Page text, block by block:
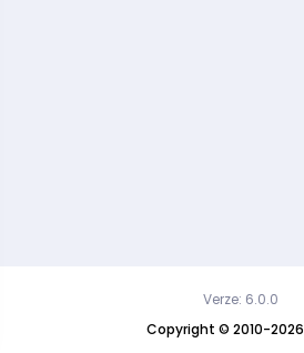
Copyright © 2010-2026
Verze: 6.0.0